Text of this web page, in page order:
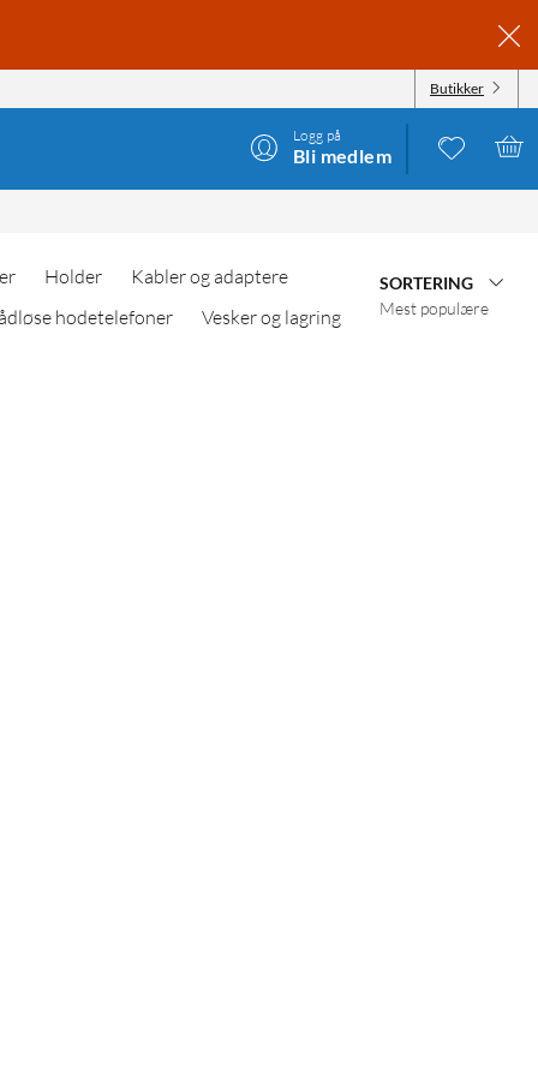
Butikker
Logg på
Bli medlem
Holder
Kabler og adaptere
hodetelefoner Vesker og lagring
SORTERING
Mest populære